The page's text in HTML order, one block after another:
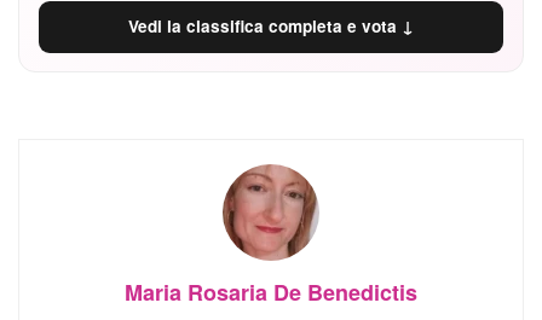
Vedi la classifica completa e vota ↓
Maria Rosaria De Benedictis